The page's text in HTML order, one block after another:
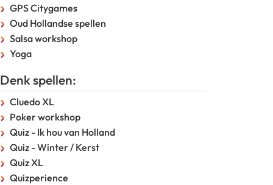
GPS Citygames
Oud Hollandse spellen
Salsa workshop
Yoga
Denk spellen:
Cluedo XL
Poker workshop
Quiz - Ik hou van Holland
Quiz - Winter / Kerst
Quiz XL
Quizperience